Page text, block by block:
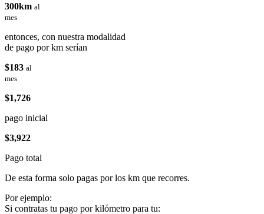
300km al
mes
entonces, con nuestra modalidad
de pago por km serían
$183 al
mes
$1,726
pago inicial
$3,922
Pago total
De esta forma solo pagas por los km que recorres.
Por ejemplo:
Si contratas tu pago por kilómetro para tu: